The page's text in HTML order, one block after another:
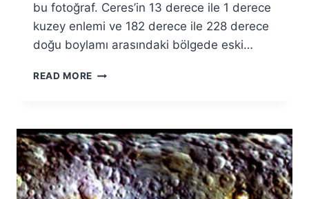
bu fotoğraf. Ceres’in 13 derece ile 1 derece
kuzey enlemi ve 182 derece ile 228 derece
doğu boylamı arasındaki bölgede eski…
READ MORE CERES’IN